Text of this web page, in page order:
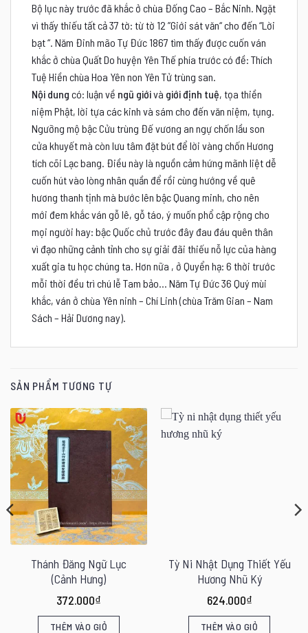
Bộ lục này trước đã khắc ở chùa Đống Cao – Bắc Ninh. Ngặt
vì thấy thiếu tất cả 37 tờ: từ tờ 12 ”Giới sát văn“ cho đến “Lời
bạt “. Năm Đinh mão Tự Đức 1867 tìm thấy được cuốn ván
khắc ở chùa Quất Do huyện Yên Thế phía trước có đề: Thích
Tuệ Hiền chùa Hoa Yên non Yên Tử trùng san.
Nội dung có: luận về ngũ giớivà giới định tuệ, tọa thiền
niệm Phật, lời tựa các kinh và sám cho đến văn niệm, tụng.
Ngưỡng mộ bậc Cửu trùng Đế vương an ngự chốn lầu son
cửa khuyết mà còn lưu tâm đặt bút để lời vàng chốn Hương
tích cõi Lạc bang. Điều này là nguồn cảm hứng mãnh liệt dễ
cuốn hút vào lòng nhân quần để rồi cùng hướng về quê
hương thanh tịnh mà bước lên bậc Quang minh, cho nên
mới đem khắc ván gỗ lê, gỗ táo, ý muốn phổ cập rộng cho
mọi người hay: bậc Quốc chủ trước đây đau đáu quên thân
vì đạo những cảnh tỉnh cho sự giải đãi thiếu nỗ lực của hàng
xuất gia tu học chúng ta. Hơn nữa , ở Quyển hạ: 6 thời trước
mỗi thời đều trì chú lễ Tam bảo… Năm Tự Đức 36 Quý mùi
khắc, ván ở chùa Yên ninh – Chí Linh (chùa Trăm Gian – Nam
Sách – Hải Dương nay).
SẢN PHẨM TƯƠNG TỰ
Thánh Đăng Ngữ Lục
(Cảnh Hưng)
372.000₫
THÊM VÀO GIỎ
Tỳ Ni Nhật Dụng Thiết Yếu
Hương Nhũ Ký
624.000₫
THÊM VÀO GIỎ